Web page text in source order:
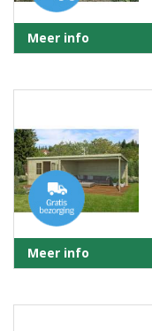
Meer info
Meer info